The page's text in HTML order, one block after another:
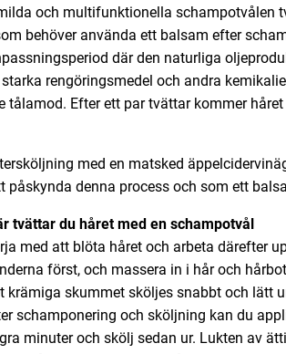
och multifunktionella schampotvålen
behöver använda ett balsam efter
där den naturliga
rengöringsmedel och andra
tålamod. Efter ett par tvättar kommer
med en matsked
påskynda denna process och som ett
tvättar du håret med en schampotvål
med att blöta håret och arbeta därefter
först, och massera in i hår och
krämiga skummet sköljes snabbt och lätt
schamponering och sköljning kan du
minuter och skölj sedan ur. Lukten av